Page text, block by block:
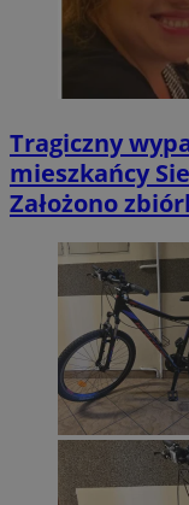
Tragiczny
mieszkańcy
Założono